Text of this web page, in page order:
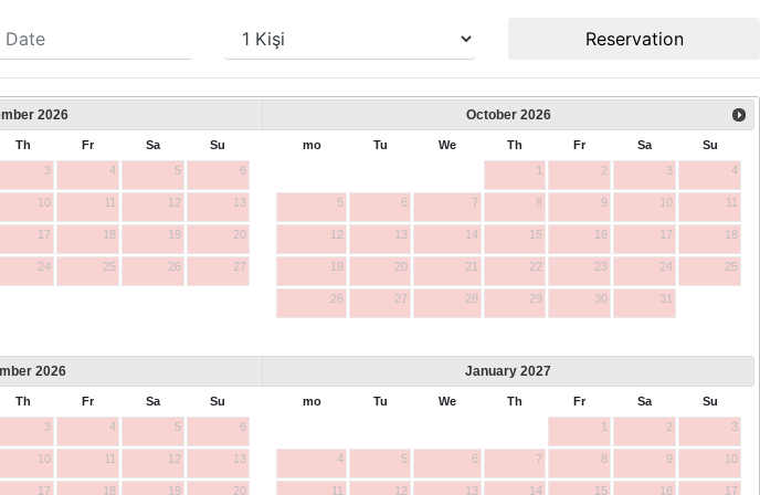
Reservation
2026
Th Fr Sa
Su
3 4 5 6
10 11 12 13
17 18 19 20
24 25 26 27
October 2026
mo Tu We Th Fr Sa
Su
1
2 3 4
5 6 7 8 9 10 11
12 13 14 15 16 17 18
19 20 21 22 23 24 25
26 27 28 29 30 31
2026
Th Fr Sa
Su
3 4 5 6
10 11 12 13
17 18 19 20
January 2027
mo Tu We Th Fr Sa
Su
1
2 3
4 5 6 7 8 9 10
11 12 13 14 15 16 17